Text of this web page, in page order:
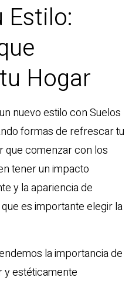
Estilo:
Hogar
nuevo estilo con Suelos
formas de refrescar tu
que comenzar con los
tener un impacto
y la apariencia de
es importante elegir la
la importancia de
estéticamente